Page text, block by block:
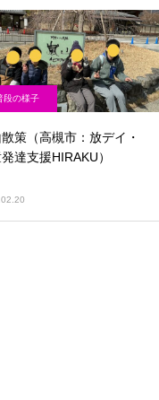
段の様子
策（高槻市：放デイ・
達支援HIRAKU）